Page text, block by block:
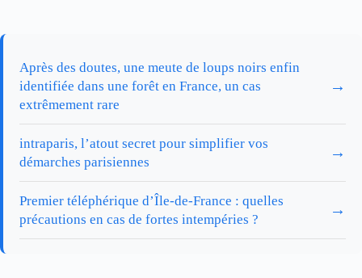
Après des doutes, une meute de loups noirs enfin
identifiée dans une forêt en France, un cas
extrêmement rare
→
intraparis, l’atout secret pour simplifier vos
démarches parisiennes
→
Premier téléphérique d’Île-de-France : quelles
précautions en cas de fortes intempéries ?
→